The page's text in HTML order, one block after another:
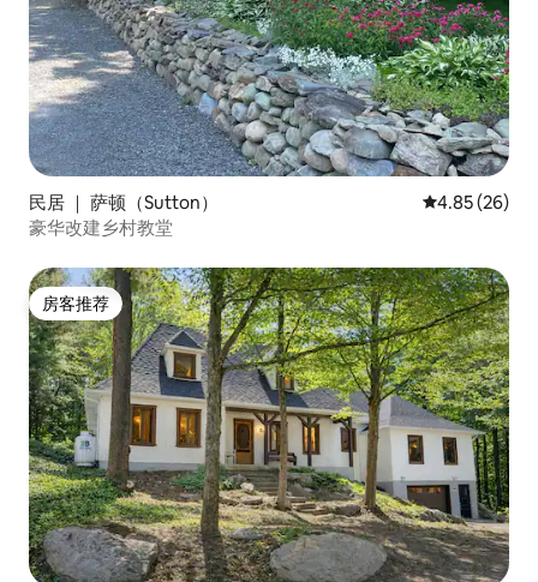
民居 ｜ 萨顿（Sutton） 平均评分
4.85 (26)
豪华改建乡村教堂
房客推荐
房客推荐